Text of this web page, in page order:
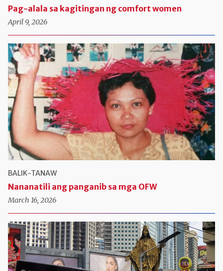
Pag-alala sa kagitingan ng comfort women
April 9, 2026
BALIK-TANAW
Nananatili ang panganib sa mga OFW
March 16, 2026